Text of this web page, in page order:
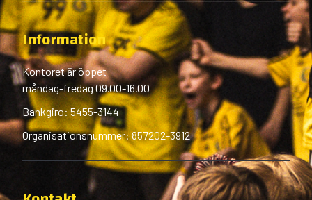
Information
Kontoret är öppet
måndag-fredag 09.00-16.00
Bankgiro: 5455-3144
Organisationsnummer: 857202-3912